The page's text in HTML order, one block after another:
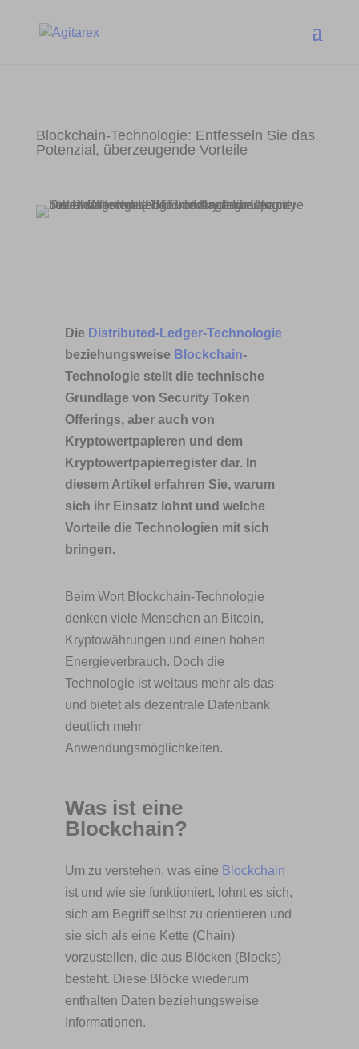
Blockchain-Technologie: Entfesseln Sie das
Potenzial, überzeugende Vorteile
Die Distributed-Ledger-Technologie
beziehungsweise Blockchain-
Technologie stellt die technische
Grundlage von Security Token
Offerings, aber auch von
Kryptowertpapieren und dem
Kryptowertpapierregister dar. In
diesem Artikel erfahren Sie, warum
sich ihr Einsatz lohnt und welche
Vorteile die Technologien mit sich
bringen.
Beim Wort Blockchain-Technologie
denken viele Menschen an Bitcoin,
Kryptowährungen und einen hohen
Energieverbrauch. Doch die
Technologie ist weitaus mehr als das
und bietet als dezentrale Datenbank
deutlich mehr
Anwendungsmöglichkeiten.
Was ist eine
Blockchain?
Um zu verstehen, was eine Blockchain
ist und wie sie funktioniert, lohnt es sich,
sich am Begriff selbst zu orientieren und
sie sich als eine Kette (Chain)
vorzustellen, die aus Blöcken (Blocks)
besteht. Diese Blöcke wiederum
enthalten Daten beziehungsweise
Informationen.